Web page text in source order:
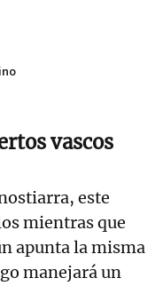
vascos
este
mientras que
apunta la misma
manejará un